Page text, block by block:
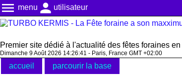
menu menu person utilisateur
Premier site dédié à l'actualité des fêtes foraines
Dimanche 9 Août 2026 14:26:42 - Paris, France GMT +02:00
accueil parcourir la base